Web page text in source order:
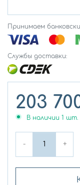
Принимаем
Службы доставки:
203
В наличии 1 шт.
- +